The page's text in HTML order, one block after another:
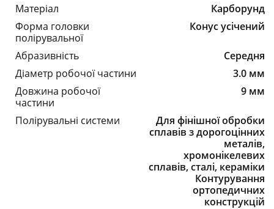
Матеріал
Карборунд
Форма головки
полірувальної
Конус усічений
Абразивність
Середня
Діаметр робочої частини
3.0 мм
Довжина робочої
частини
9 мм
Полірувальні системи
Для фінішної обробки
сплавів з дорогоцінних
металів,
хромонікелевих
сплавів, сталі, кераміки
Контурування
ортопедичних
конструкцій